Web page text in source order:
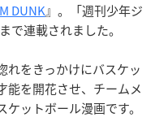
DUNK』。「週刊少年ジ
で連載されました。
れをきっかけにバスケッ
能を開花させ、チームメ
ットボール漫画です。